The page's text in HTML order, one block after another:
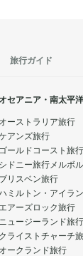
旅行ガイド
セアニア・南太平洋
オーストラリア旅行
アンズ旅行
ゴールドコースト旅行
シドニー旅行メルボ
ブリスベン旅行
ミルトン・アイラ
エアーズロック旅行
ニュージーランド旅行
クライストチャーチ
オークランド旅行